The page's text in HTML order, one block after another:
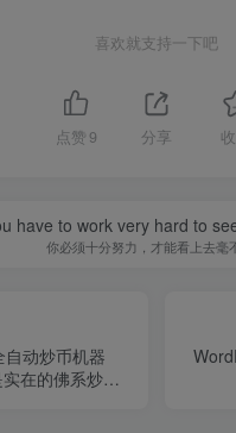
喜欢就支持一下吧
点赞 9 分享
have to work very hard to
你必须十分努力，才能看上去毫
动炒币机器
在的佛系炒